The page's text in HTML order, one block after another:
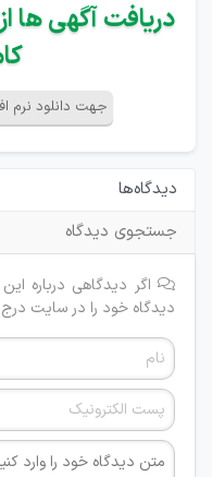
دریافت آگهی ها
جهت دانلود نرم
دیدگاه‌ها
جستجوی دیدگاه
اگر دیدگاهی درباره
دیدگاه خود را در سایت درج